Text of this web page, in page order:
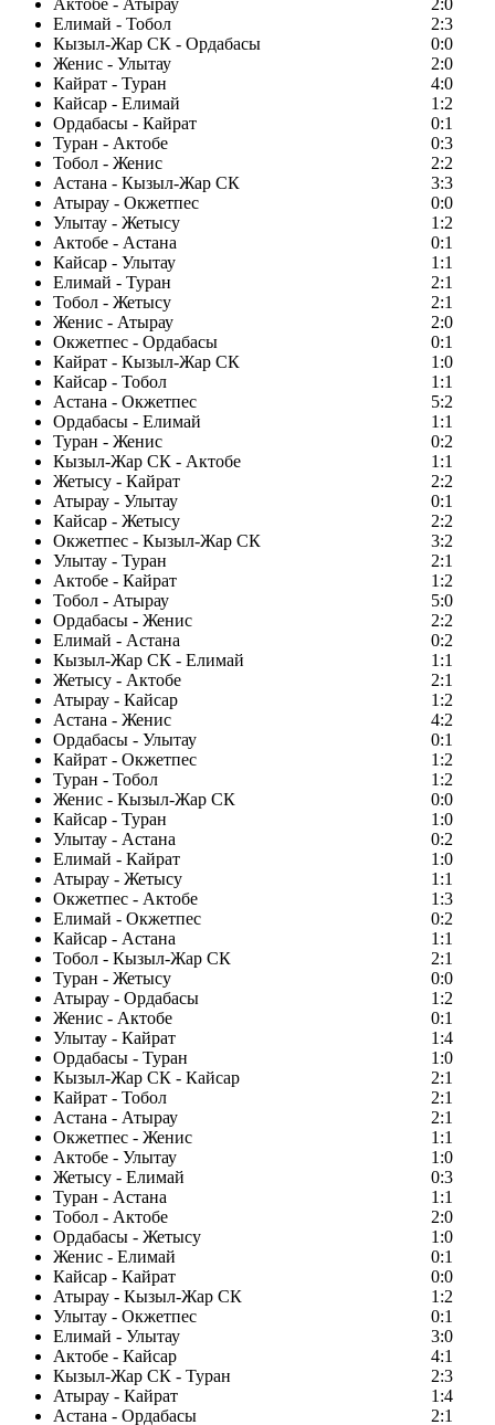
Актобе - Атырау
2:0
Елимай - Тобол
2:3
Кызыл-Жар СК - Ордабасы
0:0
Женис - Улытау
2:0
Кайрат - Туран
4:0
Кайсар - Елимай
1:2
Ордабасы - Кайрат
0:1
Туран - Актобе
0:3
Тобол - Женис
2:2
Астана - Кызыл-Жар СК
3:3
Атырау - Окжетпес
0:0
Улытау - Жетысу
1:2
Актобе - Астана
0:1
Кайсар - Улытау
1:1
Елимай - Туран
2:1
Тобол - Жетысу
2:1
Женис - Атырау
2:0
Окжетпес - Ордабасы
0:1
Кайрат - Кызыл-Жар СК
1:0
Кайсар - Тобол
1:1
Астана - Окжетпес
5:2
Ордабасы - Елимай
1:1
Туран - Женис
0:2
Кызыл-Жар СК - Актобе
1:1
Жетысу - Кайрат
2:2
Атырау - Улытау
0:1
Кайсар - Жетысу
2:2
Окжетпес - Кызыл-Жар СК
3:2
Улытау - Туран
2:1
Актобе - Кайрат
1:2
Тобол - Атырау
5:0
Ордабасы - Женис
2:2
Елимай - Астана
0:2
Кызыл-Жар СК - Елимай
1:1
Жетысу - Актобе
2:1
Атырау - Кайсар
1:2
Астана - Женис
4:2
Ордабасы - Улытау
0:1
Кайрат - Окжетпес
1:2
Туран - Тобол
1:2
Женис - Кызыл-Жар СК
0:0
Кайсар - Туран
1:0
Улытау - Астана
0:2
Елимай - Кайрат
1:0
Атырау - Жетысу
1:1
Окжетпес - Актобе
1:3
Елимай - Окжетпес
0:2
Кайсар - Астана
1:1
Тобол - Кызыл-Жар СК
2:1
Туран - Жетысу
0:0
Атырау - Ордабасы
1:2
Женис - Актобе
0:1
Улытау - Кайрат
1:4
Ордабасы - Туран
1:0
Кызыл-Жар СК - Кайсар
2:1
Кайрат - Тобол
2:1
Астана - Атырау
2:1
Окжетпес - Женис
1:1
Актобе - Улытау
1:0
Жетысу - Елимай
0:3
Туран - Астана
1:1
Тобол - Актобе
2:0
Ордабасы - Жетысу
1:0
Женис - Елимай
0:1
Кайсар - Кайрат
0:0
Атырау - Кызыл-Жар СК
1:2
Улытау - Окжетпес
0:1
Елимай - Улытау
3:0
Актобе - Кайсар
4:1
Кызыл-Жар СК - Туран
2:3
Атырау - Кайрат
1:4
Астана - Ордабасы
2:1